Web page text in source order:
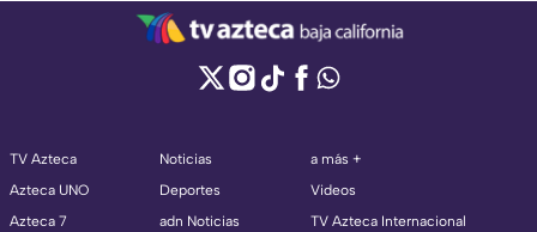
TV Azteca
Azteca UNO
Azteca 7
Noticias
Deportes
adn Noticias
a más +
Videos
TV Azteca Internacional